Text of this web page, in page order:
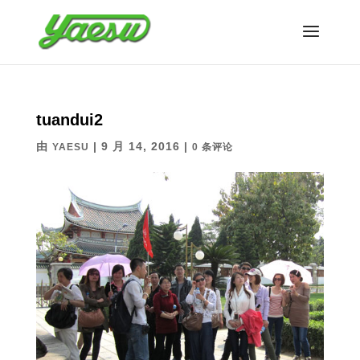
tuandui2
由 YAESU | 9 月 14, 2016 | 0 条评论